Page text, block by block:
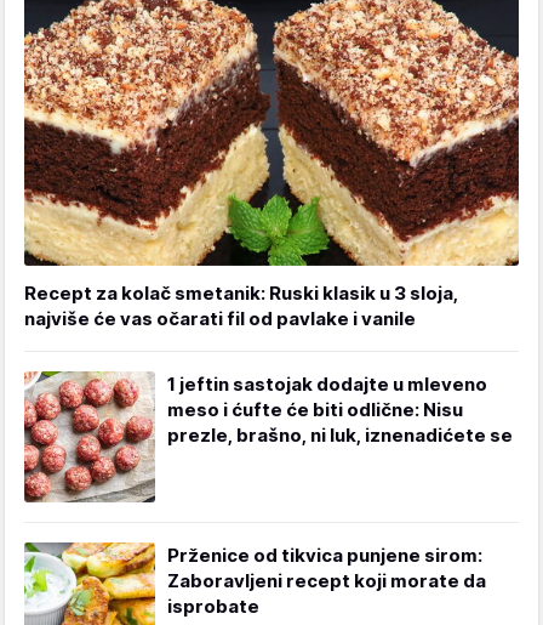
Recept za kolač smetanik: Ruski klasik u 3 sloja,
najviše će vas očarati fil od pavlake i vanile
1 jeftin sastojak dodajte u mleveno
meso i ćufte će biti odlične: Nisu
prezle, brašno, ni luk, iznenadićete se
Prženice od tikvica punjene sirom:
Zaboravljeni recept koji morate da
isprobate